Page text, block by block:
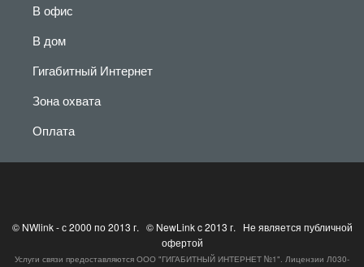
В офис
В дом
Гигабитный Интернет
Зона охвата
Оплата
© NWlink - с 2000 по 2013 г. © NewLink c 2013 г. Не является публичной
офертой
Услуги связи предоставляются ООО "ГИГАБИТНЫЙ ИНТЕРНЕТ №1". Лицензии Л030-